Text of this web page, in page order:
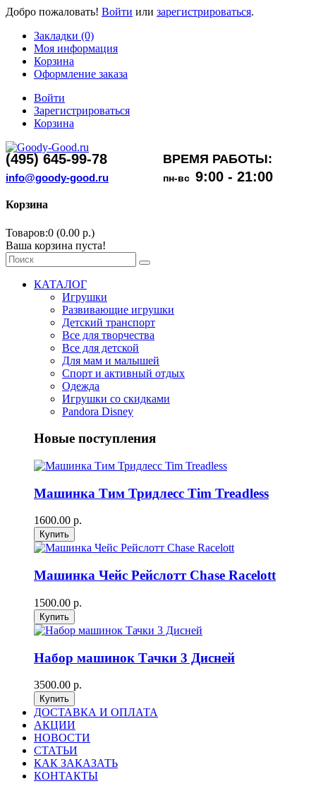
Добро пожаловать! Войти или зарегистрироваться.
Закладки (0)
Моя информация
Корзина
Оформление заказа
Войти
Зарегистрироваться
Корзина
(495) 645-99-78 ВРЕМЯ РАБОТЫ:
info@goody-good.ru пн-вс 9:00 - 21:00
Корзина
Товаров:0 (0.00 р.)
Ваша корзина пуста!
КАТАЛОГ
Игрушки
Развивающие игрушки
Детский транспорт
Все для творчества
Все для детской
Для мам и малышей
Спорт и активный отдых
Одежда
Игрушки со скидками
Pandora Disney
Новые поступления
Машинка Тим Тридлесс Tim Treadless
1600.00 р.
Машинка Чейс Рейслотт Chase Racelott
1500.00 р.
Набор машинок Тачки 3 Дисней
3500.00 р.
ДОСТАВКА И ОПЛАТА
АКЦИИ
НОВОСТИ
СТАТЬИ
КАК ЗАКАЗАТЬ
КОНТАКТЫ